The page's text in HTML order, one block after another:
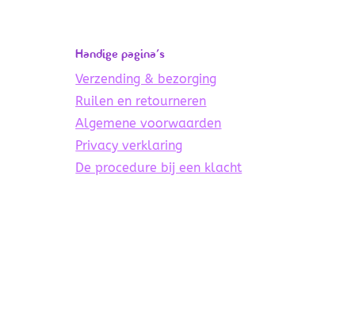
Handige pagina’s
Verzending & bezorging
Ruilen en retourneren
Algemene voorwaarden
Privacy verklaring
De procedure bij een klacht